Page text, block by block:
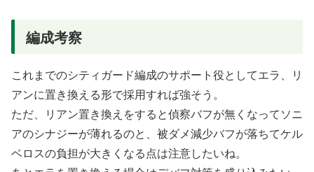
編成考察
これまでのシティガード編成のサポート役としてエラ、リ
アンに置き換える形で採用すれば強そう。
ただ、リアン置き換えをすると偵察バフが無くなってソニ
アのシナジーが薄れるのと、被ダメ減少バフが落ちてケル
ベロスの負担が大きくなる点は注意したいね。